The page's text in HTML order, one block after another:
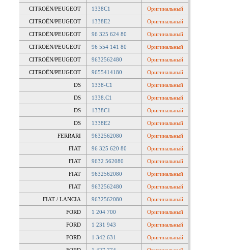
CITROËN/PEUGEOT 1338C1 Оригинальный
CITROËN/PEUGEOT 1338E2 Оригинальный
CITROËN/PEUGEOT 96 325 624 80 Оригинальный
CITROËN/PEUGEOT 96 554 141 80 Оригинальный
CITROËN/PEUGEOT 9632562480 Оригинальный
CITROËN/PEUGEOT 9655414180 Оригинальный
DS 1338-C1 Оригинальный
DS 1338.C1 Оригинальный
DS 1338C1 Оригинальный
DS 1338E2 Оригинальный
FERRARI 9632562080 Оригинальный
FIAT 96 325 620 80 Оригинальный
FIAT 9632 562080 Оригинальный
FIAT 9632562080 Оригинальный
FIAT 9632562480 Оригинальный
FIAT / LANCIA 9632562080 Оригинальный
FORD 1 204 700 Оригинальный
FORD 1 231 943 Оригинальный
FORD 1 342 631 Оригинальный